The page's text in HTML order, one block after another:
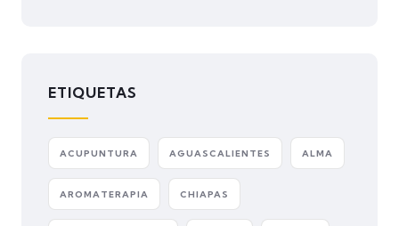
ETIQUETAS
ACUPUNTURA AGUASCALIENTES ALMA
AROMATERAPIA CHIAPAS